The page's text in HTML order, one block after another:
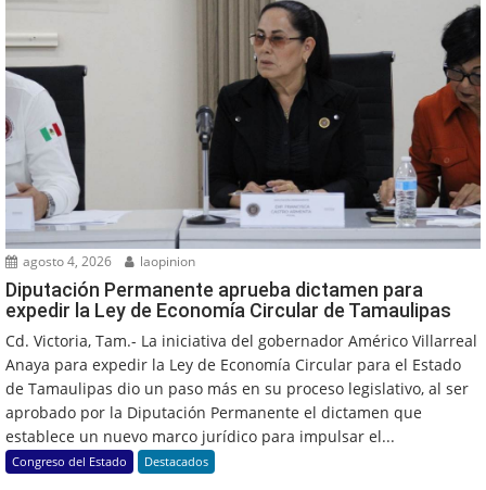
agosto 4, 2026 laopinion
Diputación Permanente aprueba dictamen para
expedir la Ley de Economía Circular de Tamaulipas
Cd. Victoria, Tam.- La iniciativa del gobernador Américo Villarreal
Anaya para expedir la Ley de Economía Circular para el Estado
de Tamaulipas dio un paso más en su proceso legislativo, al ser
aprobado por la Diputación Permanente el dictamen que
establece un nuevo marco jurídico para impulsar el...
Congreso del Estado Destacados